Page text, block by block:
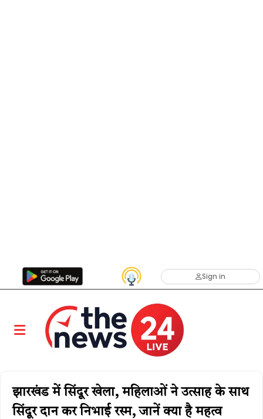
Sign in
झारखंड में सिंदूर खेला, महिलाओं ने उत्साह के साथ
सिंदूर दान कर निभाई रस्म, जानें क्या है महत्व